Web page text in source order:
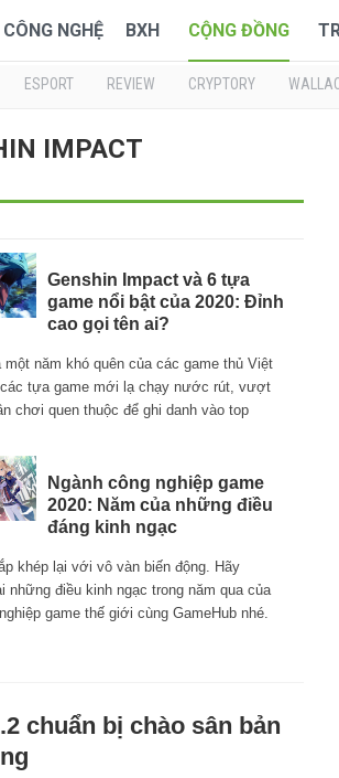
CÔNG NGHỆ BXH CỘNG ĐỒNG
ESPORT REVIEW CRYPTORY
IMPACT
Genshin Impact và 6 tựa
game nổi bật của 2020: Đỉnh
cao gọi tên ai?
một năm khó quên của các game thủ Việt
các tựa game mới lạ chạy nước rút, vượt
chơi quen thuộc để ghi danh vào top
Ngành công nghiệp game
2020: Năm của những điều
đáng kinh ngạc
khép lại với vô vàn biến động. Hãy
những điều kinh ngạc trong năm qua của
game thế giới cùng GameHub nhé.
chuẩn bị chào sân bản